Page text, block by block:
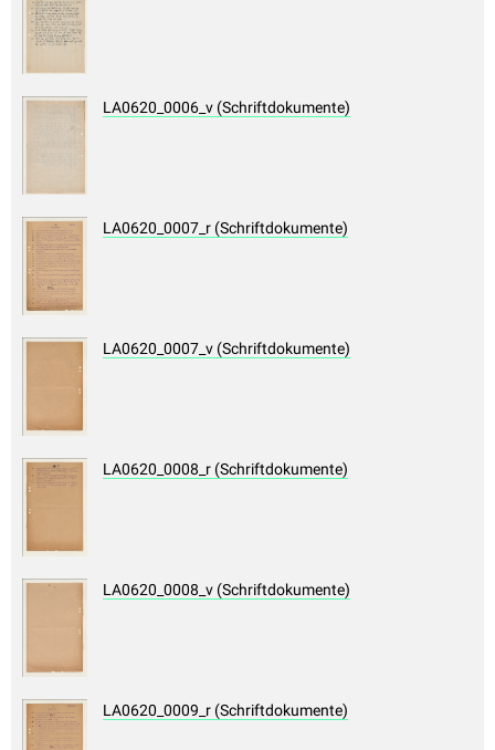
LA0620_0006_v (Schriftdokumente)
LA0620_0007_r (Schriftdokumente)
LA0620_0007_v (Schriftdokumente)
LA0620_0008_r (Schriftdokumente)
LA0620_0008_v (Schriftdokumente)
LA0620_0009_r (Schriftdokumente)